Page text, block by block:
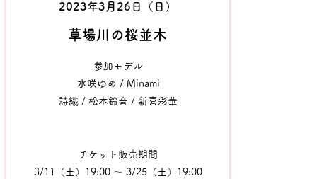
2023年3月26日（日）
​草場川の桜並木
参加モデル
水咲ゆめ / Minami
詩織 / 松本鈴音 / 新喜彩華
チケット販売期間
3/11
（土）19:00 〜 3/25（土）19:00